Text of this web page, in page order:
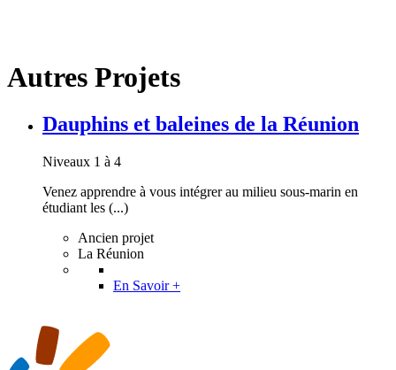
Autres Projets
Dauphins et baleines de la Réunion
Niveaux 1 à 4
Venez apprendre à vous intégrer au milieu sous-marin en
étudiant les (...)
Ancien projet
La Réunion
En Savoir +